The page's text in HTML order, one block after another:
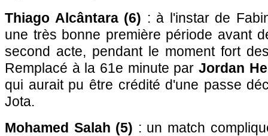
Thiago Alcântara (6) : à l'instar de
une très bonne première période avant
second acte, pendant le moment fort
Remplacé à la 61e minute par Jordan
qui aurait pu être crédité d'une passe
Jota.
Mohamed Salah (5) : un match